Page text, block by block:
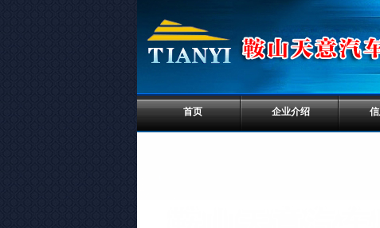
首页 企业介绍